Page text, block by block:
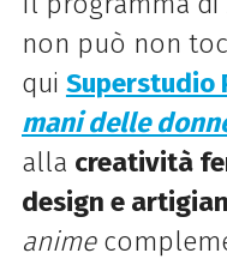
non può non
qui Superstudio
mani delle
alla creatività
design e
anime